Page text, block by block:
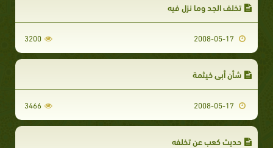
تخلف الجد وما نزل فيه
3200
شأن أبي خيثمة
3466
حديث كعب عن تخلفه